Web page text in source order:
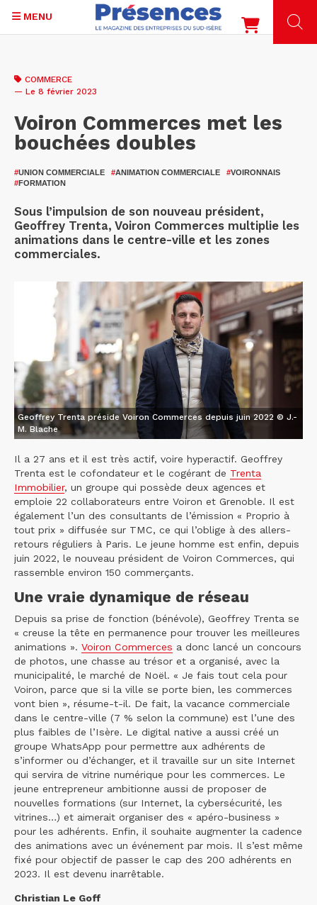
contenu
MENU
COMMERCE
— Le 8 février 2023
Voiron Commerces met les
bouchées doubles
#UNION COMMERCIALE #ANIMATION COMMERCIALE #VOIRONNAIS
#FORMATION
Sous l’impulsion de son nouveau président,
Geoffrey Trenta, Voiron Commerces multiplie les
animations dans le centre-ville et les zones
commerciales.
Geoffrey Trenta préside Voiron Commerces depuis juin 2022 © J.-
M. Blache
Il a 27 ans et il est très actif, voire hyperactif. Geoffrey
Trenta est le cofondateur et le cogérant de Trenta
Immobilier, un groupe qui possède deux agences et
emploie 22 collaborateurs entre Voiron et Grenoble. Il est
également l’un des consultants de l’émission « Proprio à
tout prix » diffusée sur TMC, ce qui l’oblige à des allers-
retours réguliers à Paris. Le jeune homme est enfin, depuis
juin 2022, le nouveau président de Voiron Commerces, qui
rassemble environ 150 commerçants.
Une vraie dynamique de réseau
Depuis sa prise de fonction (bénévole), Geoffrey Trenta se
« creuse la tête en permanence pour trouver les meilleures
animations ». Voiron Commerces a donc lancé un concours
de photos, une chasse au trésor et a organisé, avec la
municipalité, le marché de Noël. « Je fais tout cela pour
Voiron, parce que si la ville se porte bien, les commerces
vont bien », résume-t-il. De fait, la vacance commerciale
dans le centre-ville (7 % selon la commune) est l’une des
plus faibles de l’Isère. Le digital native a aussi créé un
groupe WhatsApp pour permettre aux adhérents de
s’informer ou d’échanger, et il travaille sur un site Internet
qui servira de vitrine numérique pour les commerces. Le
jeune entrepreneur ambitionne aussi de proposer de
nouvelles formations (sur Internet, la cybersécurité, les
vitrines…) et aimerait organiser des « apéro-business »
pour les adhérents. Enfin, il souhaite augmenter la cadence
des animations avec un événement par mois. Il s’est même
fixé pour objectif de passer le cap des 200 adhérents en
2023. Il est devenu inarrêtable.
Christian Le Goff